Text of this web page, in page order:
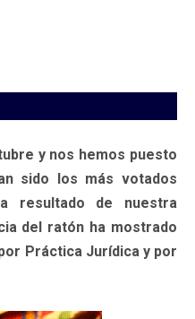
y nos hemos puesto
sido los más votados
resultado de nuestra
del ratón ha mostrado
Práctica Jurídica y por